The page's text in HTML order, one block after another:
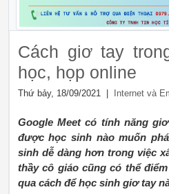
Cách giơ tay
học, họp online
Thứ bảy, 18/09/2021 | Internet và
Google Meet có tính năng
được học sinh nào muốn
sinh dễ dàng hơn trong việc
thầy cô giáo cũng có thể
qua cách để học sinh giơ tay